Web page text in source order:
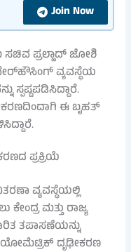
Join Now
ಸಚಿವ ಪ್ರಲ್ಹಾದ್ ಜೋಶಿ
ವ್ಯವಸ್ಥೆಯ
ಈ ಬೃಹತ್
ಪ್ರಕ್ರಿಯೆ
ವ್ಯವಸ್ಥೆಯಲ್ಲಿ
ಮತ್ತು ರಾಜ್ಯ
ತಪಾಸಣೆಯನ್ನು
ದೃಢೀಕರಣ